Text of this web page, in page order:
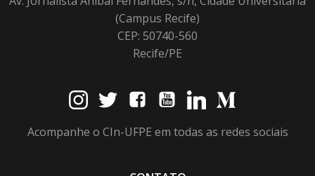
(Campus Recife)
CEP: 50740-560
Recife/PE
Acompanhe o CIn-UFPE em todas as redes sociais